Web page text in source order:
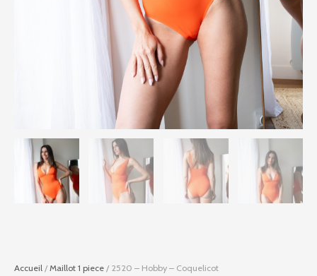
Accueil / Maillot 1 piece / 2520 – Hobby – Coquelicot